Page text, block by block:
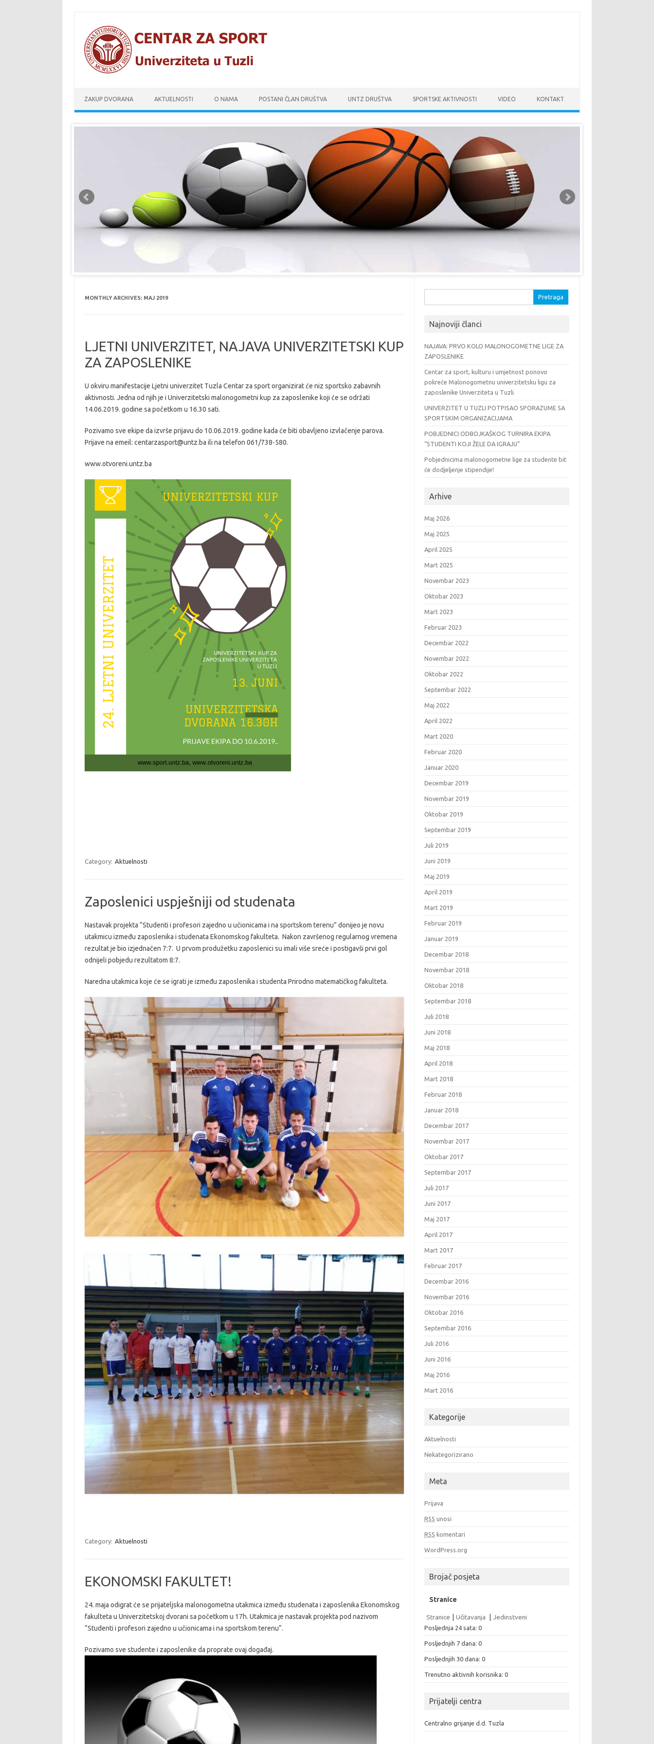
ZAKUP DVORANA AKTUELNOSTI O NAMA POSTANI ČLAN DRUŠTVA UNTZ DRUŠTVA SPORTSKE AKTIVNOSTI VIDEO KONTAKT
MONTHLY ARCHIVES: MAJ 2019
LJETNI UNIVERZITET, NAJAVA UNIVERZITETSKI KUP
ZA ZAPOSLENIKE
U okviru manifestacije Ljetni univerzitet Tuzla Centar za sport organizirat će niz sportsko zabavnih
aktivnosti. Jedna od njih je i Univerzitetski malonogometni kup za zaposlenike koji će se održati
14.06.2019. godine sa početkom u 16.30 sati.
Pozivamo sve ekipe da izvrše prijavu do 10.06.2019. godine kada će biti obavljeno izvlačenje parova.
Prijave na emeil: centarzasport@untz.ba ili na telefon 061/738-580.
www.otvoreni.untz.ba
Category: Aktuelnosti
Zaposlenici uspješniji od studenata
Nastavak projekta “Studenti i profesori zajedno u učionicama i na sportskom terenu” donijeo je novu
utakmicu između zaposlenika i studenata Ekonomskog fakulteta. Nakon završenog regularnog vremena
rezultat je bio izjednačen 7:7. U prvom produžetku zaposlenici su imali više sreće i postigavši prvi gol
odnijeli pobjedu rezultatom 8:7.
Naredna utakmica koje će se igrati je između zaposlenika i studenta Prirodno matematičkog fakulteta.
Category: Aktuelnosti
EKONOMSKI FAKULTET!
24. maja odigrat će se prijateljska malonogometna utakmica između studenata i zaposlenika Ekonomskog
fakulteta u Univerzitetskoj dvorani sa početkom u 17h. Utakmica je nastavak projekta pod nazivom
“Studenti i profesori zajedno u učionicama i na sportskom terenu“.
Pozivamo sve studente i zaposlenike da proprate ovaj događaj.
Najnoviji članci
NAJAVA: PRVO KOLO MALONOGOMETNE LIGE ZA
ZAPOSLENIKE
Centar za sport, kulturu i umjetnost ponovo
pokreće Malonogometnu univerzitetsku ligu za
zaposlenike Univerziteta u Tuzli
UNIVERZITET U TUZLI POTPISAO SPORAZUME SA
SPORTSKIM ORGANIZACIJAMA
POBJEDNICI ODBOJKAŠKOG TURNIRA EKIPA
“STUDENTI KOJI ŽELE DA IGRAJU”
Pobjednicima malonogometne lige za studente bit
će dodjeljenje stipendije!
Arhive
Maj 2026
Maj 2025
April 2025
Mart 2025
Novembar 2023
Oktobar 2023
Mart 2023
Februar 2023
Decembar 2022
Novembar 2022
Oktobar 2022
Septembar 2022
Maj 2022
April 2022
Mart 2020
Februar 2020
Januar 2020
Decembar 2019
Novembar 2019
Oktobar 2019
Septembar 2019
Juli 2019
Juni 2019
Maj 2019
April 2019
Mart 2019
Februar 2019
Januar 2019
Decembar 2018
Novembar 2018
Oktobar 2018
Septembar 2018
Juli 2018
Juni 2018
Maj 2018
April 2018
Mart 2018
Februar 2018
Januar 2018
Decembar 2017
Novembar 2017
Oktobar 2017
Septembar 2017
Juli 2017
Juni 2017
Maj 2017
April 2017
Mart 2017
Februar 2017
Decembar 2016
Novembar 2016
Oktobar 2016
Septembar 2016
Juli 2016
Juni 2016
Maj 2016
Mart 2016
Kategorije
Aktuelnosti
Nekategorizirano
Meta
Prijava
RSS unosi
RSS komentari
WordPress.org
Brojač posjeta
Stranice
Stranice Učitavanja Jedinstveni
Posljednja 24 sata:0
Posljednjih 7 dana:0
Posljednjih 30 dana:0
Trenutno aktivnih korisnika: 0
Prijatelji centra
Centralno grijanje d.d. Tuzla